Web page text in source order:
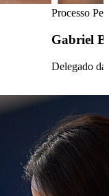
Processo
Gabriel
Delegado